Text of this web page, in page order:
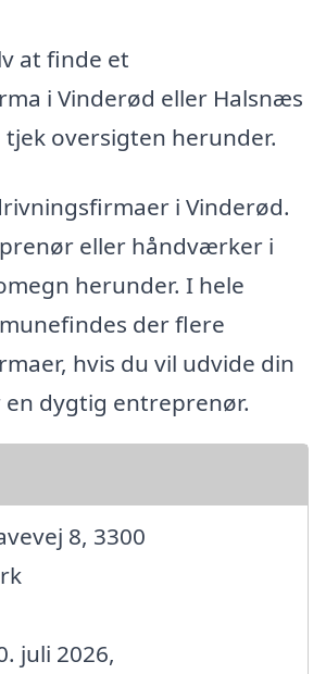
at finde et
i Vinderød eller Halsnæs
tjek oversigten herunder.
i Vinderød.
eller håndværker i
herunder. I hele
der flere
hvis du vil udvide din
dygtig entreprenør.
8, 3300
juli 2026,